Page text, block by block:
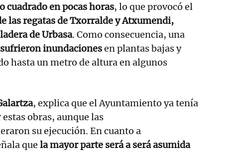
en pocas horas, lo que provocó el
las regatas de Txorralde y Atxumendi,
de Urbasa. Como consecuencia, una
inundacionesen plantas bajas y
hasta un metro de altura en algunos
, explica que el Ayuntamiento ya tenía
obras, aunque las
su ejecución. En cuanto a
que la mayor parte será a será asumida